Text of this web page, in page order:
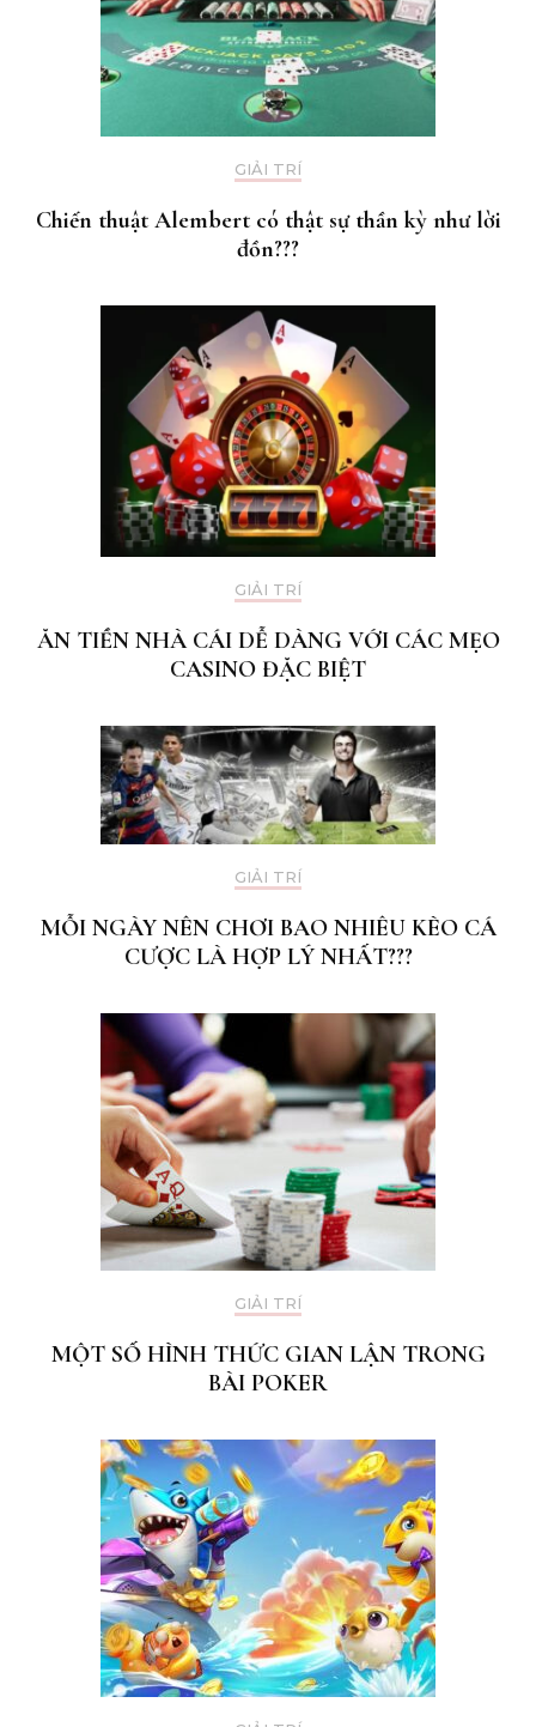
GIẢI TRÍ
Chiến thuật Alembert có thật sự thần kỳ như lời
đồn???
GIẢI TRÍ
ĂN TIỀN NHÀ CÁI DỄ DÀNG VỚI CÁC MẸO
CASINO ĐẶC BIỆT
GIẢI TRÍ
MỖI NGÀY NÊN CHƠI BAO NHIÊU KÈO CÁ
CƯỢC LÀ HỢP LÝ NHẤT???
GIẢI TRÍ
MỘT SỐ HÌNH THỨC GIAN LẬN TRONG
BÀI POKER